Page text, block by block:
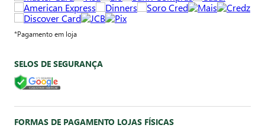
*Pagamento em loja
SELOS DE SEGURANÇA
FORMAS DE PAGAMENTO LOJAS FÍSICAS